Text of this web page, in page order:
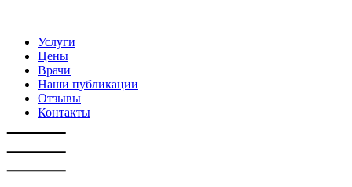
Услуги
Цены
Врачи
Наши публикации
Отзывы
Контакты